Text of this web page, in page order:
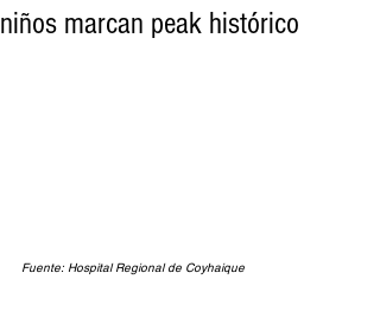
niños marcan peak histórico
Fuente: Hospital Regional de Coyhaique